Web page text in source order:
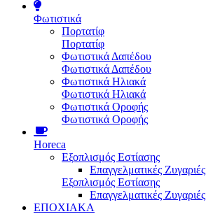
Φωτιστικά
Πορτατίφ
Πορτατίφ
Φωτιστικά Δαπέδου
Φωτιστικά Δαπέδου
Φωτιστικά Ηλιακά
Φωτιστικά Ηλιακά
Φωτιστικά Οροφής
Φωτιστικά Οροφής
Horeca
Εξοπλισμός Εστίασης
Επαγγελματικές Ζυγαριές
Εξοπλισμός Εστίασης
Επαγγελματικές Ζυγαριές
ΕΠΟΧΙΑΚΑ